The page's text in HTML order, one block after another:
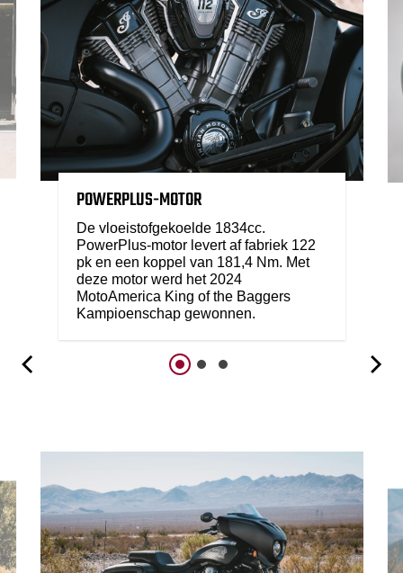
POWERPLUS-MOTOR
De vloeistofgekoelde 1834cc.
PowerPlus-motor levert af fabriek 122
pk en een koppel van 181,4 Nm. Met
deze motor werd het 2024
MotoAmerica King of the Baggers
Kampioenschap gewonnen.